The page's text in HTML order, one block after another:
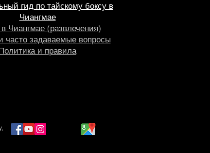
гид по тайскому боксу в
Чиангмае
Чиангмае (развлечения)
часто задаваемые вопросы
и правила